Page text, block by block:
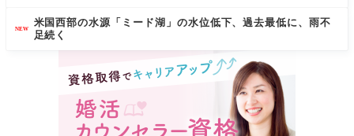
NEW
米国西部の水源「ミード湖」の水位低下、過去最低に、雨不
足続く